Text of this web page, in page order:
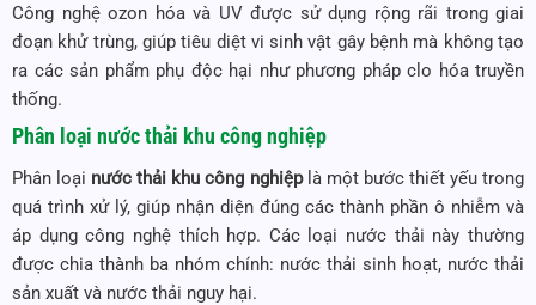
Công nghệ ozon hóa và UV được sử dụng rộng rãi trong giai
đoạn khử trùng, giúp tiêu diệt vi sinh vật gây bệnh mà không tạo
ra các sản phẩm phụ độc hại như phương pháp clo hóa truyền
thống.
Phân loại nước thải khu công nghiệp
Phân loại nước thải khu công nghiệplà một bước thiết yếu trong
quá trình xử lý, giúp nhận diện đúng các thành phần ô nhiễm và
áp dụng công nghệ thích hợp. Các loại nước thải này thường
được chia thành ba nhóm chính: nước thải sinh hoạt, nước thải
sản xuất và nước thải nguy hại.